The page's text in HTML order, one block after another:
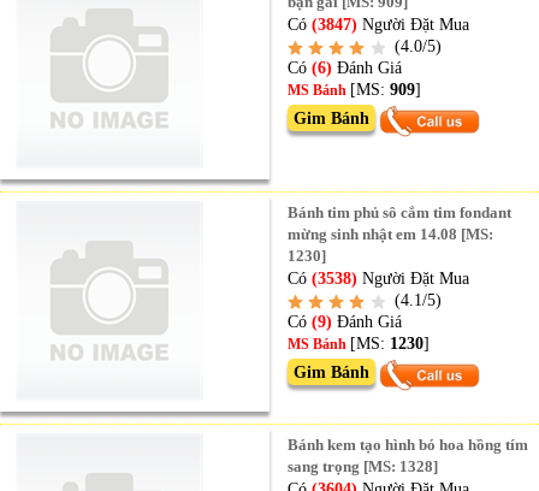
Có(3847) Người Đặt Mua
(4.0/5)
Có (6)Đánh Giá
MS Bánh [MS:909]
Gim Bánh
Bánh tim phủ sô cắm tim fondant
mừng sinh nhật em 14.08 [MS:
1230]
Có(3538) Người Đặt Mua
(4.1/5)
Có (9)Đánh Giá
MS Bánh [MS: 1230]
Gim Bánh
Bánh kem tạo hình bó hoa hồng tím
sang trọng [MS: 1328]